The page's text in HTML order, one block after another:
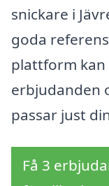
snickare i
goda
plattform kan
erbjudanden
passar just
Få 3